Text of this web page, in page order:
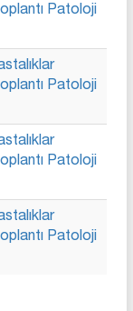
Patoloji
Patoloji
Patoloji
Patoloji